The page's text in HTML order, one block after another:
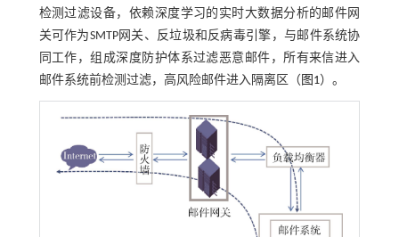
检测过滤设备，依赖深度学习的实时大数据分析的邮件网
关可作为SMTP网关、反垃圾和反病毒引擎，与邮件系统协
同工作，组成深度防护体系过滤恶意邮件，所有来信进入
邮件系统前检测过滤，高风险邮件进入隔离区（ 图1）。